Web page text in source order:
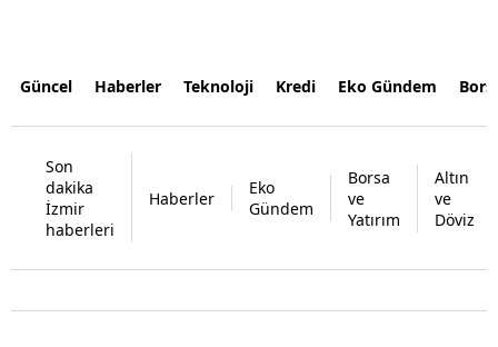
Güncel Haberler Teknoloji Kredi Eko Gündem
Son
dakika
İzmir
haberleri
Haberler
Eko
Gündem
Borsa
ve
Yatırım
Altın
ve
Döviz